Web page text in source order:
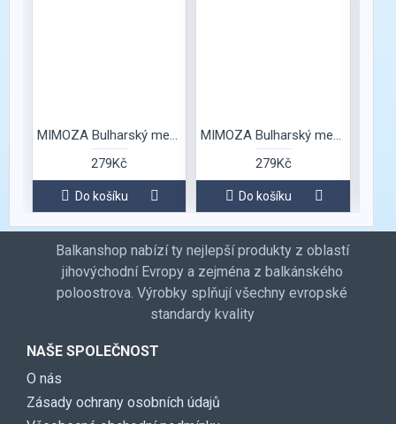
MIMOZA Bulharský med Bylinkový
279Kč
Do košíku
MIMOZA Bulharský med Červencová kytice
279Kč
Do košíku
Balkanshop nabízí ty nejlepší produkty z oblastí
jihovýchodní Evropy a zejména z balkánského
poloostrova. Výrobky splňují všechny evropské
standardy kvality
NAŠE SPOLEČNOST
O nás
Zásady ochrany osobních údajů